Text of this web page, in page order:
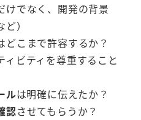
けでなく、開発の背景
）
どこまで許容するか？
ィビティを尊重すること
ルは明確に伝えたか？
認させてもらうか？